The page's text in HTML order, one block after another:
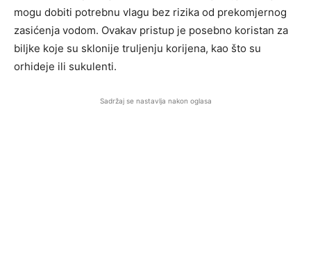
mogu dobiti potrebnu vlagu bez rizika od prekomjernog
zasićenja vodom. Ovakav pristup je posebno koristan za
biljke koje su sklonije truljenju korijena, kao što su
orhideje ili sukulenti.
Sadržaj se nastavlja nakon oglasa